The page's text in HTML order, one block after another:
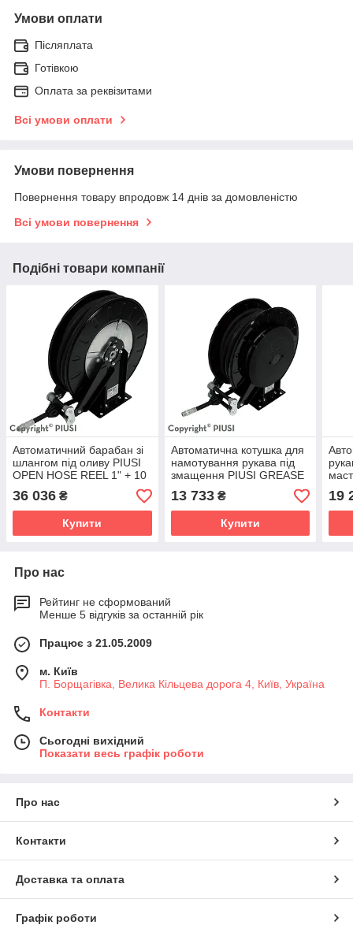
Умови оплати
Післяплата
Готівкою
Оплата за реквізитами
Всі умови оплати
Умови повернення
Повернення товару впродовж 14 днів за домовленістю
Всі умови повернення
Подібні товари компанії
Автоматичний барабан зі
шлангом під оливу PIUSI
OPEN HOSE REEL 1" + 10
MT HOSE SMALL
36 036 ₴
Купити
Автоматична котушка для
намотування рукава під
змащення PIUSI GREASE
HOSE REEL 1/4" 15
SMALL
13 733₴
Купити
19
Про нас
Рейтинг не сформований
Менше 5 відгуків за останній рік
Працює з 21.05.2009
м. Київ
П. Борщагівка, Велика Кільцева дорога 4, Київ, Україна
Контакти
Сьогодні вихідний
Показати весь графік роботи
Про нас
Контакти
Доставка та оплата
Графік роботи